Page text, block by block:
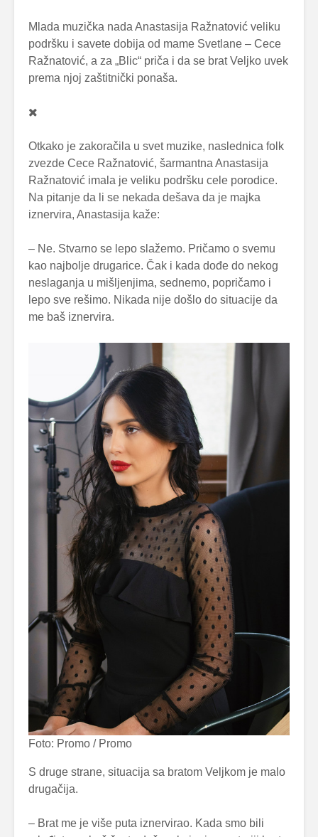
Mlada muzička nada Anastasija Ražnatović veliku
podršku i savete dobija od mame Svetlane – Cece
Ražnatović, a za „Blic“ priča i da se brat Veljko uvek
prema njoj zaštitnički ponaša.
Otkako je zakoračila u svet muzike, naslednica folk
zvezde Cece Ražnatović, šarmantna Anastasija
Ražnatović imala je veliku podršku cele porodice.
Na pitanje da li se nekada dešava da je majka
iznervira, Anastasija kaže:
– Ne. Stvarno se lepo slažemo. Pričamo o svemu
kao najbolje drugarice. Čak i kada dođe do nekog
neslaganja u mišljenjima, sednemo, popričamo i
lepo sve rešimo. Nikada nije došlo do situacije da
me baš iznervira.
Foto: Promo / Promo
S druge strane, situacija sa bratom Veljkom je malo
drugačija.
– Brat me je više puta iznervirao. Kada smo bili